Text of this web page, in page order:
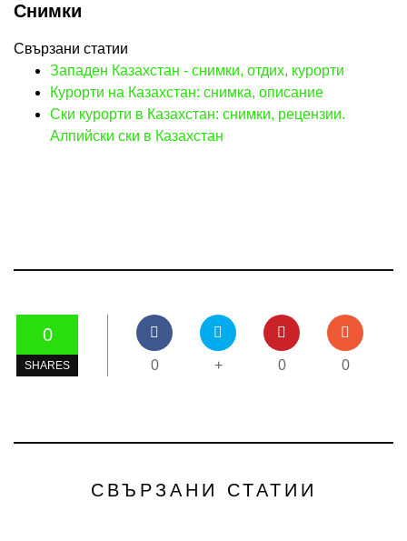
Снимки
Свързани статии
Западен Казахстан - снимки, отдих, курорти
Курорти на Казахстан: снимка, описание
Ски курорти в Казахстан: снимки, рецензии.
Алпийски ски в Казахстан
0
SHARES 0 + 0 0
СВЪРЗАНИ СТАТИИ